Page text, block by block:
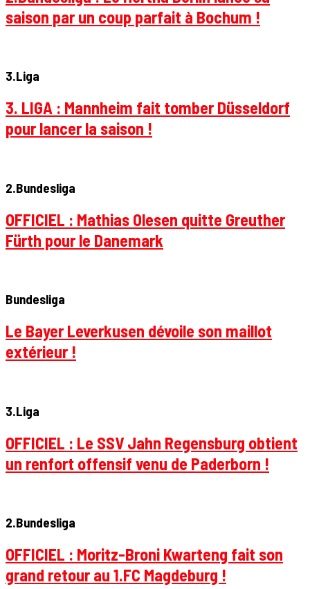
saison par un coup parfait à Bochum !
3.Liga
3. LIGA : Mannheim fait tomber Düsseldorf
pour lancer la saison !
2.Bundesliga
OFFICIEL : Mathias Olesen quitte Greuther
Fürth pour le Danemark
Bundesliga
Le Bayer Leverkusen dévoile son maillot
extérieur !
3.Liga
OFFICIEL : Le SSV Jahn Regensburg obtient
un renfort offensif venu de Paderborn !
2.Bundesliga
OFFICIEL : Moritz-Broni Kwarteng fait son
grand retour au 1.FC Magdeburg !